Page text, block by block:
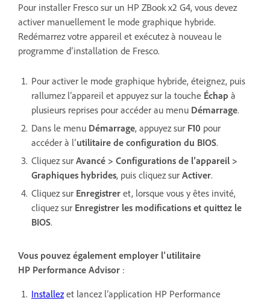
Pour installer Fresco sur un HP ZBook x2 G4, vous devez
activer manuellement le mode graphique hybride.
Redémarrez votre appareil et exécutez à nouveau le
programme d’installation de Fresco.
Pour activer le mode graphique hybride, éteignez, puis
rallumez l’appareil et appuyez sur la touche Échap à
plusieurs reprises pour accéder au menu Démarrage.
Dans le menu Démarrage, appuyez sur F10 pour
accéder à l’utilitaire de configuration du BIOS.
Cliquez sur Avancé > Configurations de l’appareil >
Graphiques hybrides, puis cliquez sur Activer.
Cliquez sur Enregistrer et, lorsque vous y êtes invité,
cliquez sur Enregistrer les modifications et quittez le
BIOS.
Vous pouvez également employer l’utilitaire
HP Performance Advisor :
Installez et lancez l’application HP Performance